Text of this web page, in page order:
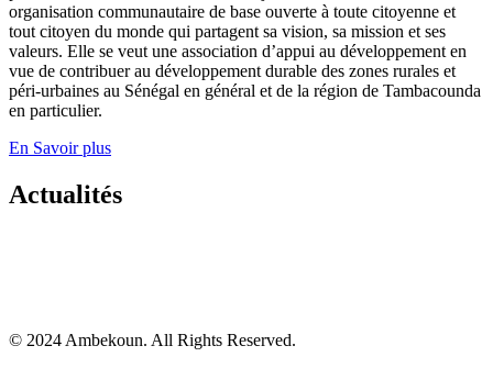
organisation communautaire de base ouverte à toute citoyenne et
tout citoyen du monde qui partagent sa vision, sa mission et ses
valeurs. Elle se veut une association d’appui au développement en
vue de contribuer au développement durable des zones rurales et
péri-urbaines au Sénégal en général et de la région de Tambacounda
en particulier.
En Savoir plus
Actualités
© 2024 Ambekoun. All Rights Reserved.